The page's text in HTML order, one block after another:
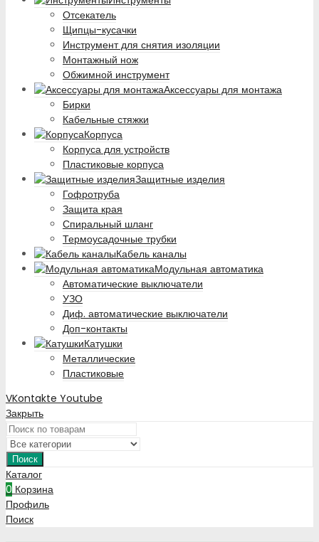
Отсекатель
Щипцы-кусачки
Инструмент для снятия изоляции
Монтажный нож
Обжимной инструмент
Аксессуары для монтажа
Бирки
Кабельные стяжки
Корпуса
Корпуса для устройств
Пластиковые корпуса
Защитные изделия
Гофротруба
Защита края
Спиральный шланг
Термоусадочные трубки
Кабель каналы
Модульная автоматика
Автоматические выключатели
УЗО
Диф. автоматические выключатели
Доп-контакты
Катушки
Металлические
Пластиковые
VKontakte Youtube
Закрыть
Поиск
Каталог
0 Корзина
Профиль
Поиск